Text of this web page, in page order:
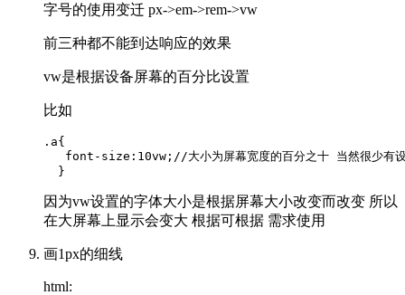
字号的使用变迁 px->em->rem->vw
前三种都不能到达响应的效果
vw是根据设备屏幕的百分比设置
比如
.a{
font-size:10vw;//大小为屏幕宽度的百分之十 当然很少有
因为vw设置的字体大小是根据屏幕大小改变而改变 所以
在大屏幕上显示会变大 根据可根据 需求使用
画1px的细线
html: